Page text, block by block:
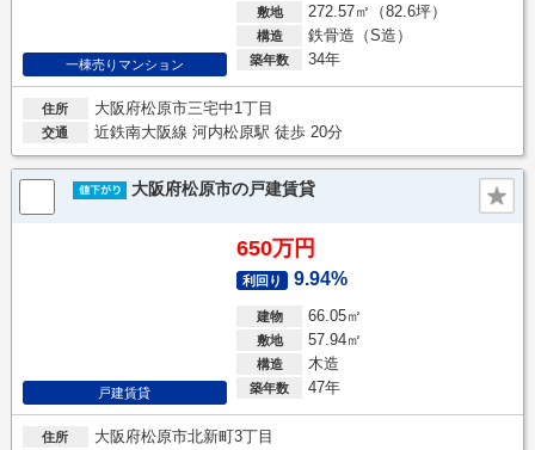
一棟売りマンション
敷地 272.57㎡（82.6坪）
構造 鉄骨造（S造）
築年数 34年
住所 大阪府松原市三宅中1丁目
交通 近鉄南大阪線 河内松原駅 徒歩 20分
大阪府松原市の戸建賃貸
戸建賃貸
650万円
利回り 9.94%
建物 66.05㎡
敷地 57.94㎡
構造 木造
築年数 47年
住所 大阪府松原市北新町3丁目